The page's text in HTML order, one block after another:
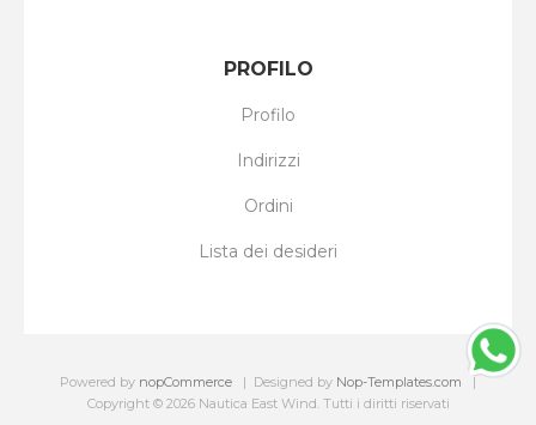
PROFILO
Profilo
Indirizzi
Ordini
Lista dei desideri
Powered by nopCommerce Designed by Nop-Templates.com
Copyright © 2026 Nautica East Wind. Tutti i diritti riservati